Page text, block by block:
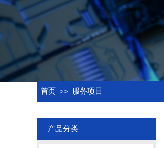
首页 >> 服务项目
产品分类